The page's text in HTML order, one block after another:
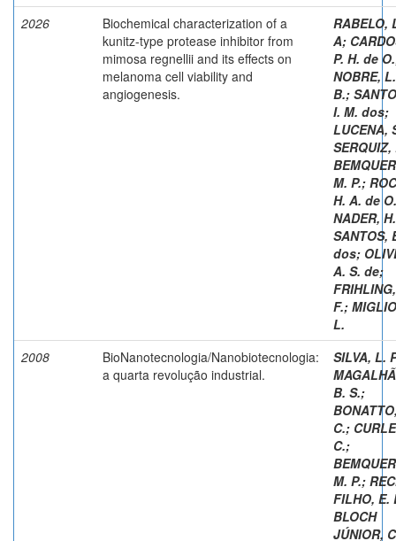
2026
Biochemical characterization of a
kunitz-type protease inhibitor from
mimosa regnellii and its effects on
melanoma cell viability and
angiogenesis.
RABELO,
A;
P. H. de O.
NOBRE,
B.;
I. M. dos;
LUCENA,
SERQUIZ,
M. P.;
H. A. de O.
NADER,
SANTOS,
dos;
A. S. de;
F.;
L.
2008
BioNanotecnologia/Nanobiotecnologia:
a quarta revolução industrial.
SILVA, L.
B. S.;
C.;
C.;
M. P.;
FILHO, E.
BLOCH
JÚNIOR,